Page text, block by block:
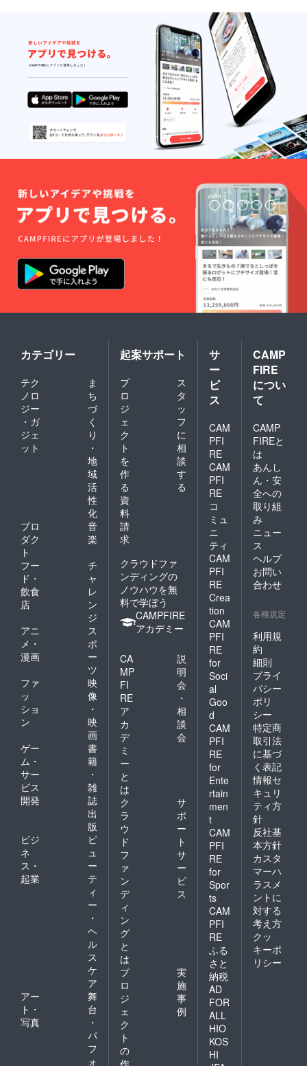
カテゴリー
テク
ノロ
ジー
・ガ
ジェ
ット
ま
ち
づ
く
り
・
地
域
活
性
化
プロ
ダク
ト
音
楽
フー
ド・
飲食
店
チ
ャ
レ
ン
ジ
アニ
メ・
漫画
ス
ポ
ー
ツ
ファ
ッ
ショ
ン
映
像
・
映
画
ゲー
ム・
サー
ビス
開発
書
籍
・
雑
誌
出
版
ビジ
ネ
ス・
起業
ビ
ュ
ー
テ
ィ
ー
・
ヘ
ル
ス
ケ
ア
アー
ト・
写真
舞
台
・
パ
フ
ォ
起案サポート
プ
ロ
ジ
ェ
ク
ト
を
作
る
ス
タ
ッ
フ
に
相
談
す
る
資
料
請
求
クラウドファ
ンディングの
ノウハウを無
料で学ぼう
CAMPFIRE
アカデミー
CA
MP
FI
RE
ア
カ
デ
ミ
ー
と
は
説
明
会
・
相
談
会
ク
ラ
ウ
ド
フ
ァ
ン
デ
ィ
ン
グ
と
は
サ
ポ
ー
ト
サ
ー
ビ
ス
プ
ロ
ジ
ェ
ク
ト
の
実
施
事
例
サ
ー
ビ
ス
CAM
PFI
RE
CAM
PFI
RE
コ
ミュ
ニ
ティ
CAM
PFI
RE
Crea
tion
CAM
PFI
RE
for
Soci
al
Goo
d
CAM
PFI
RE
for
Ente
rtain
men
t
CAM
PFI
RE
for
Spor
ts
CAM
PFI
RE
ふる
さと
納税
AD
FOR
ALL
HIO
KOS
HI
CAMP
FIRE
につい
て
CAMP
FIREと
は
あんし
ん・安
全への
取り組
み
ニュー
ス
ヘルプ
お問い
合わせ
各種規定
利用規
約
細則
プライ
バシー
ポリ
シー
特定商
取引法
に基づ
く表記
情報セ
キュリ
ティ方
針
反社基
本方針
カスタ
マーハ
ラスメ
ントに
対する
考え方
クッ
キーポ
リシー